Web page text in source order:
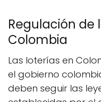
Regulación de
Colombia
Las loterías en
el gobierno
deben seguir las